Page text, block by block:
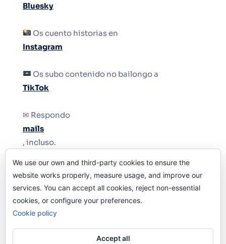
Bluesky
Os cuento historias en
Instagram
Os subo contenido no bailongo a
TikTok
✉ Respondo
mails
, incluso.
Y si una persona no puede tener teléfono, que
le quiten el teléfono.
We use our own and third-party cookies to ensure the
website works properly, measure usage, and improve our
services. You can accept all cookies, reject non-essential
cookies, or configure your preferences.
Cookie policy
Accept all